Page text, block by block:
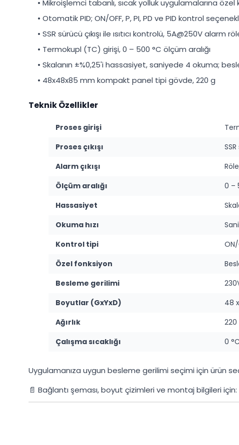
• Mikroişlemci tabanlı, sıcak yolluk uygulamalarına
• Otomatik PID; ON/OFF, P, PI, PD ve PID kontrol
• SSR sürücü çıkışı ile ısıtıcı kontrolü, 5A@250V alarm röle
• Termokupl (TC) girişi, 0 – 500 °C ölçüm aralığı
• Skalanın ±%0,25'i hassasiyet, saniyede 4 okuma;
• 48x48x85 mm kompakt panel tipi gövde, 220 g
Teknik Özellikler
Proses girişi
Proses çıkışı
Alarm çıkışı
Ölçüm aralığı
0 –
Hassasiyet
Okuma hızı
Kontrol tipi
Özel fonksiyon
Besleme gerilimi
Boyutlar (GxYxD)
48
Ağırlık
220
Çalışma sıcaklığı
0
Uygulamanıza uygun besleme gerilimi seçimi için ürün
📄 Bağlantı şeması, boyut çizimleri ve montaj bilgileri için: